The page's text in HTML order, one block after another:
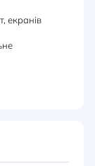
екранів